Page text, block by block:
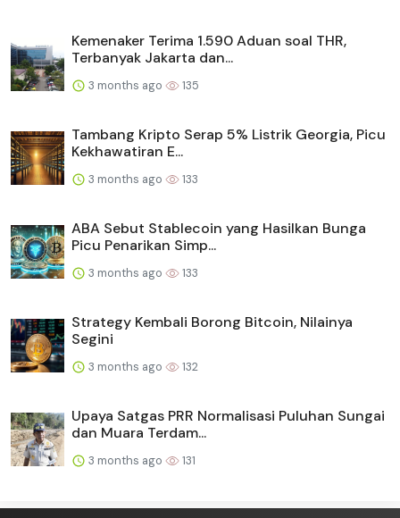
Kemenaker Terima 1.590 Aduan soal THR,
Terbanyak Jakarta dan...
3 months ago 135
Tambang Kripto Serap 5% Listrik Georgia, Picu
Kekhawatiran E...
3 months ago 133
ABA Sebut Stablecoin yang Hasilkan Bunga
Picu Penarikan Simp...
3 months ago 133
Strategy Kembali Borong Bitcoin, Nilainya
Segini
3 months ago 132
Upaya Satgas PRR Normalisasi Puluhan Sungai
dan Muara Terdam...
3 months ago 131